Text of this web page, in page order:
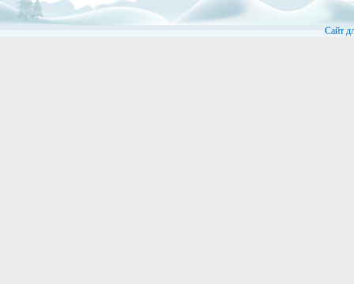
Сайт